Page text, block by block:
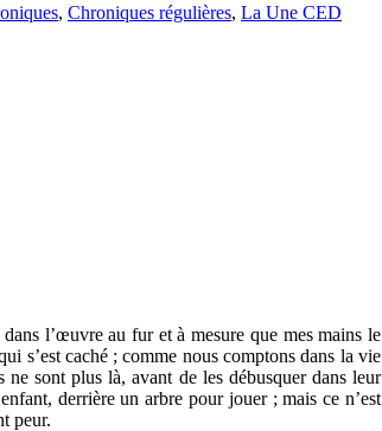
, Chroniques régulières, La Une CED
l’œuvre au fur et à mesure que mes mains le
s’est caché ; comme nous comptons dans la vie
sont plus là, avant de les débusquer dans leur
derrière un arbre pour jouer ; mais ce n’est
peur.